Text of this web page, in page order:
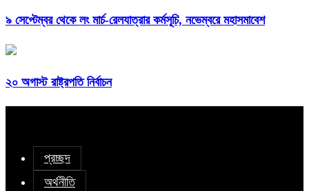
৯ সেপ্টেম্বর থেকে লং মার্চ-রেলযাত্রার কর্মসূচি, নভেম্বরে মহাসমাবেশ
২০ অগাস্ট রাষ্ট্রপতি নির্বাচন
প্রচ্ছদ
অর্থনীতি